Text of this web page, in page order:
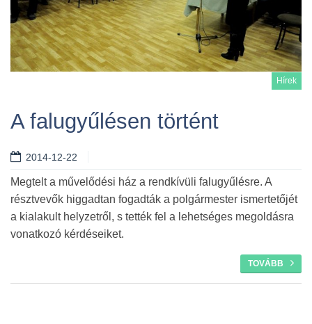
Hírek
A falugyűlésen történt
2014-12-22
Megtelt a művelődési ház a rendkívüli falugyűlésre. A
résztvevők higgadtan fogadták a polgármester ismertetőjét
a kialakult helyzetről, s tették fel a lehetséges megoldásra
vonatkozó kérdéseiket.
TOVÁBB